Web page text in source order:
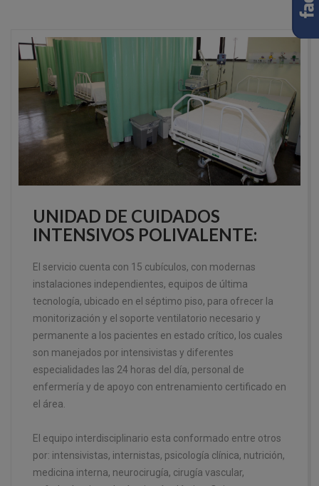
UNIDAD DE CUIDADOS
INTENSIVOS POLIVALENTE:
El servicio cuenta con 15 cubículos, con modernas
instalaciones independientes, equipos de última
tecnología, ubicado en el séptimo piso, para ofrecer la
monitorización y el soporte ventilatorio necesario y
permanente a los pacientes en estado crítico, los cuales
son manejados por intensivistas y diferentes
especialidades las 24 horas del día, personal de
enfermería y de apoyo con entrenamiento certificado en
el área.
El equipo interdisciplinario esta conformado entre otros
por: intensivistas, internistas, psicología clínica, nutrición,
medicina interna, neurocirugía, cirugía vascular,